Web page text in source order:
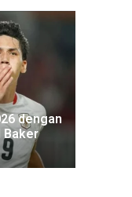
dengan
Baker